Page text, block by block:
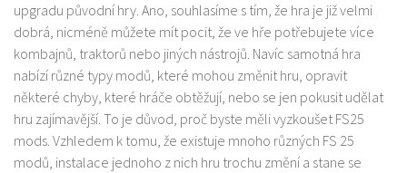
upgradu původní hry. Ano, souhlasíme s tím, že hra je již velmi
dobrá, nicméně můžete mít pocit, že ve hře potřebujete více
kombajnů, traktorů nebo jiných nástrojů. Navíc samotná hra
nabízí různé typy modů, které mohou změnit hru, opravit
některé chyby, které hráče obtěžují, nebo se jen pokusit udělat
hru zajímavější. To je důvod, proč byste měli vyzkoušet FS25
mods. Vzhledem k tomu, že existuje mnoho různých FS 25
modů, instalace jednoho z nich hru trochu změní a stane se